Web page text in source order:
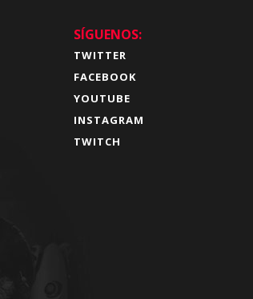
SÍGUENOS:
TWITTER
FACEBOOK
YOUTUBE
INSTAGRAM
TWITCH